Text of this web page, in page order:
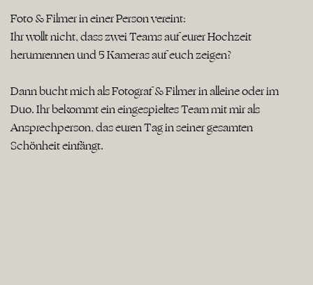
Foto & Filmer in einer Person vereint:
Ihr wollt nicht, dass zwei Teams auf eurer Hochzeit
herumrennen und 5 Kameras auf euch zeigen?
Dann bucht mich als Fotograf & Filmer in alleine oder im
Duo. Ihr bekommt ein eingespieltes Team mit mir als
Ansprechperson, das euren Tag in seiner gesamten
Schönheit einfängt.